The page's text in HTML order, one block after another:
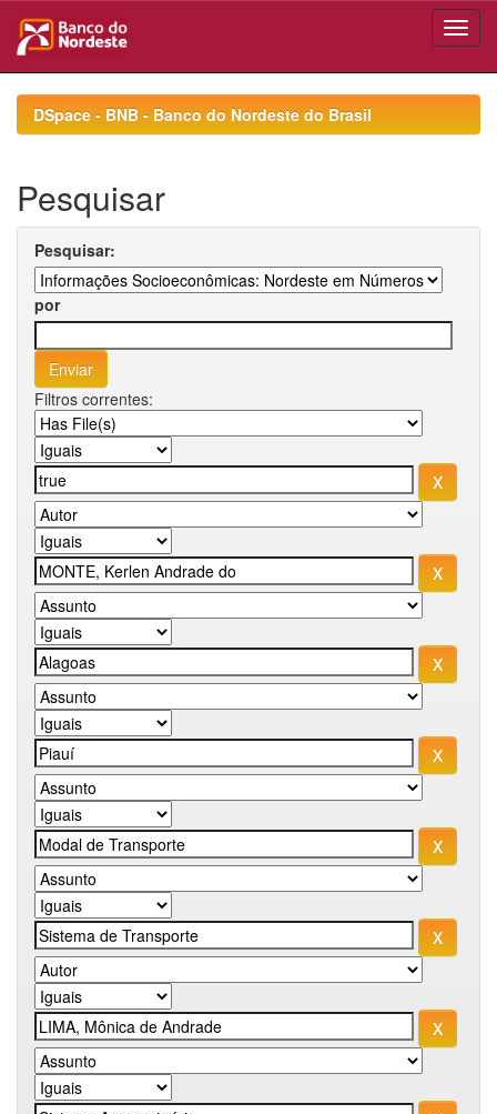
navigationDSpace - BNB - Banco do Nordeste do Brasil
Pesquisar
Pesquisar:
por
Filtros correntes: